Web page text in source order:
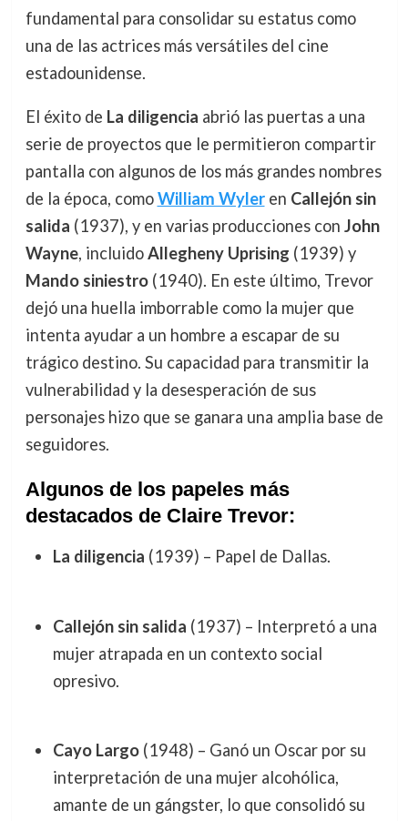
fundamental para consolidar su estatus como
una de las actrices más versátiles del cine
estadounidense.
El éxito de La diligencia abrió las puertas a una
serie de proyectos que le permitieron compartir
pantalla con algunos de los más grandes nombres
de la época, comoWilliam Wyleren Callejón sin
salida (1937), y en varias producciones con John
Wayne, incluidoAllegheny Uprising (1939) y
Mando siniestro(1940). En este último, Trevor
dejó una huella imborrable como la mujer que
intenta ayudar a un hombre a escapar de su
trágico destino. Su capacidad para transmitir la
vulnerabilidad y la desesperación de sus
personajes hizo que se ganara una amplia base de
seguidores.
Algunos de los papeles más
destacados de Claire Trevor:
La diligencia (1939) – Papel de Dallas.
Callejón sin salida (1937) – Interpretó a una
mujer atrapada en un contexto social
opresivo.
Cayo Largo(1948) – Ganó un Oscar por su
interpretación de una mujer alcohólica,
amante de un gángster, lo que consolidó su